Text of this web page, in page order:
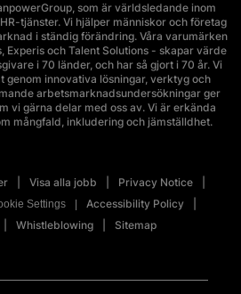
som är världsledande inom
tjänster. Vi hjälper människor och företag
i ständig förändring. Våra varumärken
Experis och Talent Solutions - skapar värde
i 70 länder, och har så gjort i 70 år. Vi
innovativa lösningar, verktyg och
arbetsmarknadsundersökningar ger
vi gärna delar med oss av. Vi är erkända
mångfald, inkludering och jämställdhet.
Visa alla jobb
Privacy Notice
Settings
Accessibility Policy
Whistleblowing Sitemap